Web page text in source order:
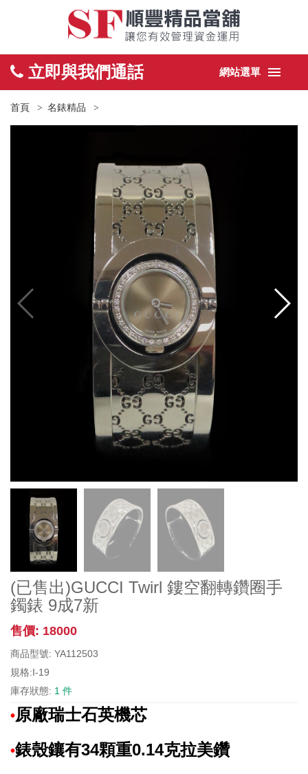
立即與我們通話 網站選單
首頁 名錶精品
(已售出)GUCCI Twirl 鏤空翻轉鑽圈手
鐲錶 9成7新
售價: 18000
商品型號: YA112503
規格:I-19
庫存狀態: 1 件
•原廠瑞士石英機芯
•錶殼鑲有34顆重0.14克拉美鑽